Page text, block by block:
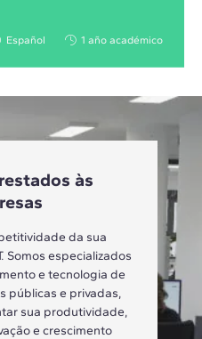
Español 1 año académico
às
da sua
Somos especializados
e tecnologia de
públicas e privadas,
sua produtividade,
e crescimento